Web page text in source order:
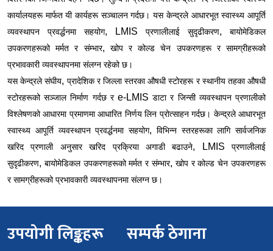
कार्यालयहरू मार्फत यी कार्यहरू सञ्चालन गर्दछ। यस केन्द्रले आधारभूत स्वास्थ्य आपूर्ति
व्यवस्थापन प्रवर्द्धनमा सहयोग, LMIS प्रणालीलाई सुदृढीकरण, बायोमेडिकल
उपकरणहरूको मर्मत र संम्भार, खोप र कोल्ड चेन उपकरणहरू र सामग्रीहरूको
प्रभावकारी व्यवस्थापनमा संलग्न रहेको छ।
यस केन्द्रले संघीय, प्रादेशिक र जिल्ला स्तरका औषधी स्टोरहरू र स्थानीय तहका औषधी
स्टोरहरूको सञ्जाल निर्माण गर्दछ र e-LMIS डाटा र जिन्सी व्यवस्थापन प्रणालीको
विश्लेषणको आधारमा प्रमाणमा आधारित निर्णय लिन प्रोत्साहन गर्दछ। केन्द्रले आधारभूत
स्वास्थ्य आपूर्ति व्यवस्थापन प्रवर्द्धनमा सहयोग, विभिन्न स्तरहरूका लागि सार्वजनिक
खरिद प्रणाली अनुसार खरिद प्रक्रिया अगाडी बढाउने, LMIS प्रणालीलाई
सुदृढीकरण, बायोमेडिकल उपकरणहरूको मर्मत र संम्भार, खोप र कोल्ड चेन उपकरणहरू
र सामग्रीहरूको प्रभावकारी व्यवस्थापनमा संलग्न छ।
उपयोगी लिङ्कहरू सम्पर्क ठेगाना